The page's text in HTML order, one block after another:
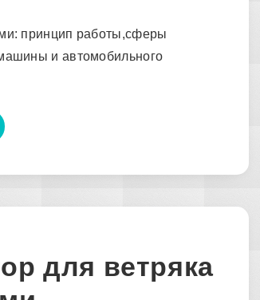
принцип работы,сферы
и автомобильного
для ветряка